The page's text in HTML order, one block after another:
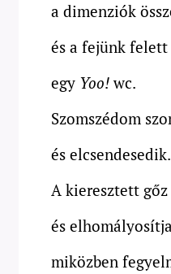
a dimenziók
és a fejünk
egy Yoo!wc.
Szomszédom
és elcsendesedik.
A kieresztett
és
miközben